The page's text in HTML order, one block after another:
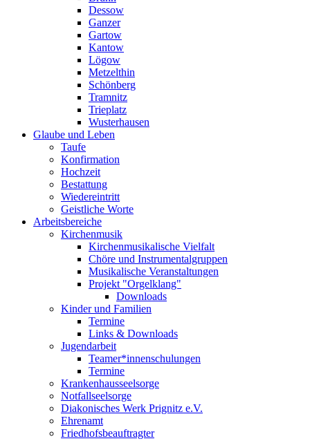
Dessow
Ganzer
Gartow
Kantow
Lögow
Metzelthin
Schönberg
Tramnitz
Trieplatz
Wusterhausen
Glaube und Leben
Taufe
Konfirmation
Hochzeit
Bestattung
Wiedereintritt
Geistliche Worte
Arbeitsbereiche
Kirchenmusik
Kirchenmusikalische Vielfalt
Chöre und Instrumentalgruppen
Musikalische Veranstaltungen
Projekt "Orgelklang"
Downloads
Kinder und Familien
Termine
Links & Downloads
Jugendarbeit
Teamer*innenschulungen
Termine
Krankenhausseelsorge
Notfallseelsorge
Diakonisches Werk Prignitz e.V.
Ehrenamt
Friedhofsbeauftragter